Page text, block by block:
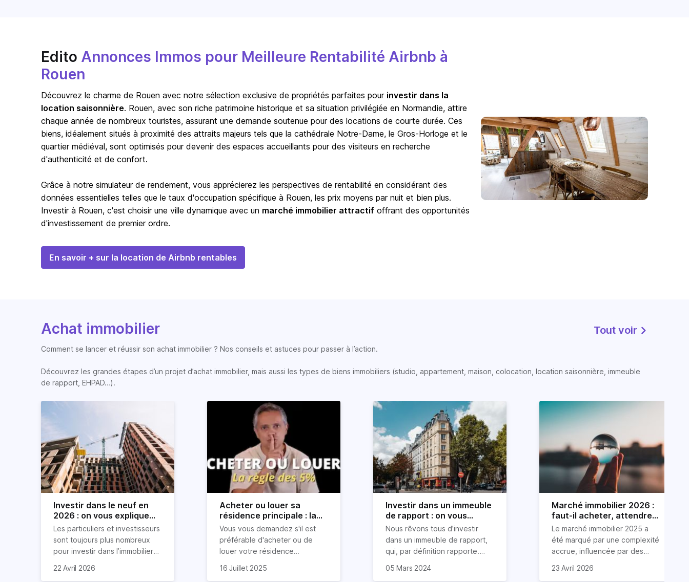
Edito Annonces Immos pour Meilleure Rentabilité Airbnb à
Rouen
Découvrez le charme de Rouen avec notre sélection exclusive de propriétés parfaites pour investir dans la
location saisonnière. Rouen, avec son riche patrimoine historique et sa situation privilégiée en Normandie, attire
chaque année de nombreux touristes, assurant une demande soutenue pour des locations de courte durée. Ces
biens, idéalement situés à proximité des attraits majeurs tels que la cathédrale Notre-Dame, le Gros-Horloge et le
quartier médiéval, sont optimisés pour devenir des espaces accueillants pour des visiteurs en recherche
d'authenticité et de confort.
Grâce à notre simulateur de rendement, vous apprécierez les perspectives de rentabilité en considérant des
données essentielles telles que le taux d'occupation spécifique à Rouen, les prix moyens par nuit et bien plus.
Investir à Rouen, c'est choisir une ville dynamique avec un marché immobilier attractif offrant des opportunités
d'investissement de premier ordre.
En savoir + sur la location de Airbnb rentables
Achat immobilier Tout voir
Comment se lancer et réussir son achat immobilier ? Nos conseils et astuces pour passer à l’action.
Découvrez les grandes étapes d’un projet d’achat immobilier, mais aussi les types de biens immobiliers (studio, appartement, maison, colocation, location saisonnière, immeuble
de rapport, EHPAD…).
Investir dans le neuf en
2026 : on vous explique
tout !
Les particuliers et investisseurs
sont toujours plus nombreux
pour investir dans l’immobilier
nombreux avantages à choisir
22 Avril 2026
Acheter ou louer sa
résidence principale : la
règle simple des 5%
révélée
Vous vous demandez s'il est
préférable d'acheter ou de
louer votre résidence
expert en finance pour prendre
affirmations catégoriques
16 Juillet 2025
Investir dans un immeuble
de rapport : on vous
explique tout
Nous rêvons tous d’investir
dans un immeuble de rapport,
qui, par définition rapporte.
locatifs, ce type de bien
05 Mars 2024
Marché immobilier 2026 :
faut-il acheter, attendre
ou vendre ?
Le marché immobilier 2025 a
été marqué par une complexité
accrue, influencée par des
immobilière, une inflation
tendances immobilières de
23 Avril 2026